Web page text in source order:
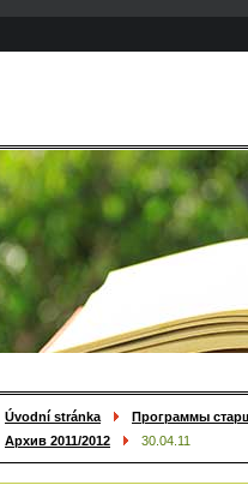
Úvodní stránka Программы
Архив 2011/2012
30.04.11